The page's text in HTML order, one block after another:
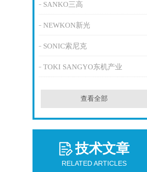
SANKO三高
NEWKON新光
SONIC索尼克
TOKI SANGYO东机产业
查看全部
技术文章
RELATED ARTICLES